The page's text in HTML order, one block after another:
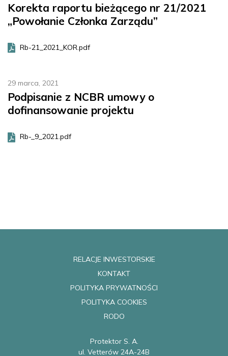
Korekta raportu bieżącego nr 21/2021
„Powołanie Członka Zarządu”
Rb-21_2021_KOR.pdf
29 marca, 2021
Podpisanie z NCBR umowy o
dofinansowanie projektu
Rb-_9_2021.pdf
RELACJE INWESTORSKIE
KONTAKT
POLITYKA PRYWATNOŚCI
POLITYKA COOKIES
RODO
Protektor S. A.
ul. Vetterów 24A-24B